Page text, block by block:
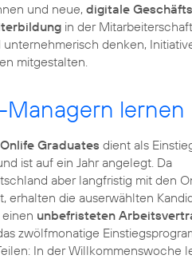
und neue, digitale
in der
denken,
mitgestalten.
Managern lernen
Onlife Graduates dient als
ist auf ein Jahr angelegt. Da
aber langfristig mit den
erhalten die auserwählten
unbefristeten
zwölfmonatige
In der Willkommenswoche